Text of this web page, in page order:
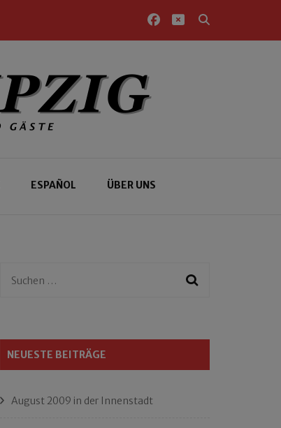
ESPAÑOL ÜBER UNS
Suchen
NEUESTE BEITRÄGE
August 2009 in der Innenstadt